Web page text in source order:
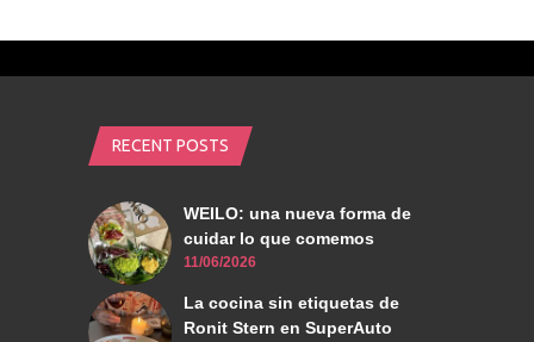
RECENT POSTS
WEILO: una nueva forma de
cuidar lo que comemos
11/06/2026
La cocina sin etiquetas de
Ronit Stern en SuperAuto